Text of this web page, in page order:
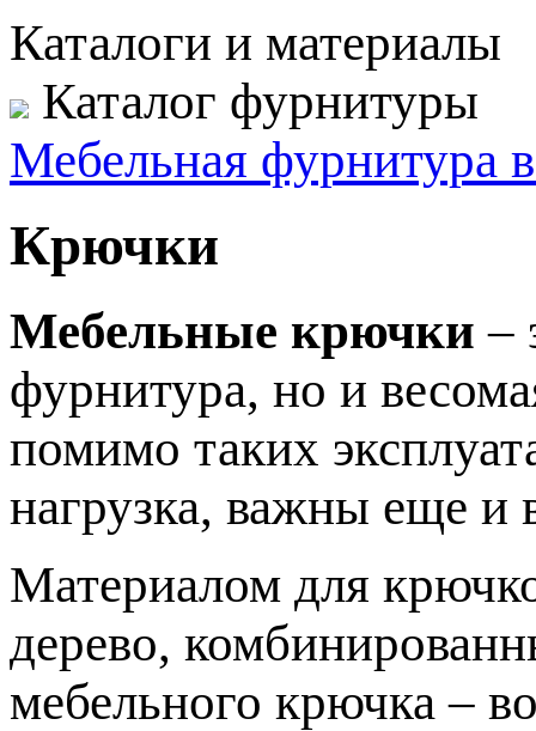
Каталоги и материалы
Каталог фурнитуры
Мебельная фурнитура
Крючки
Мебельные крючки –
фурнитура, но и
помимо таких
нагрузка, важны еще и
Материалом для
дерево,
мебельного крючка –